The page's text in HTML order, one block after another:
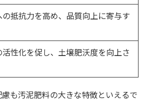
抵抗力を高め、品質向上に寄与す
性化を促し、土壌肥沃度を向上さ
も汚泥肥料の大きな特徴といえるで